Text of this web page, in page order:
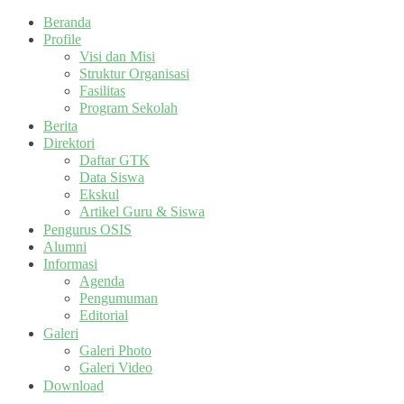
Beranda
Profile
Visi dan Misi
Struktur Organisasi
Fasilitas
Program Sekolah
Berita
Direktori
Daftar GTK
Data Siswa
Ekskul
Artikel Guru & Siswa
Pengurus OSIS
Alumni
Informasi
Agenda
Pengumuman
Editorial
Galeri
Galeri Photo
Galeri Video
Download